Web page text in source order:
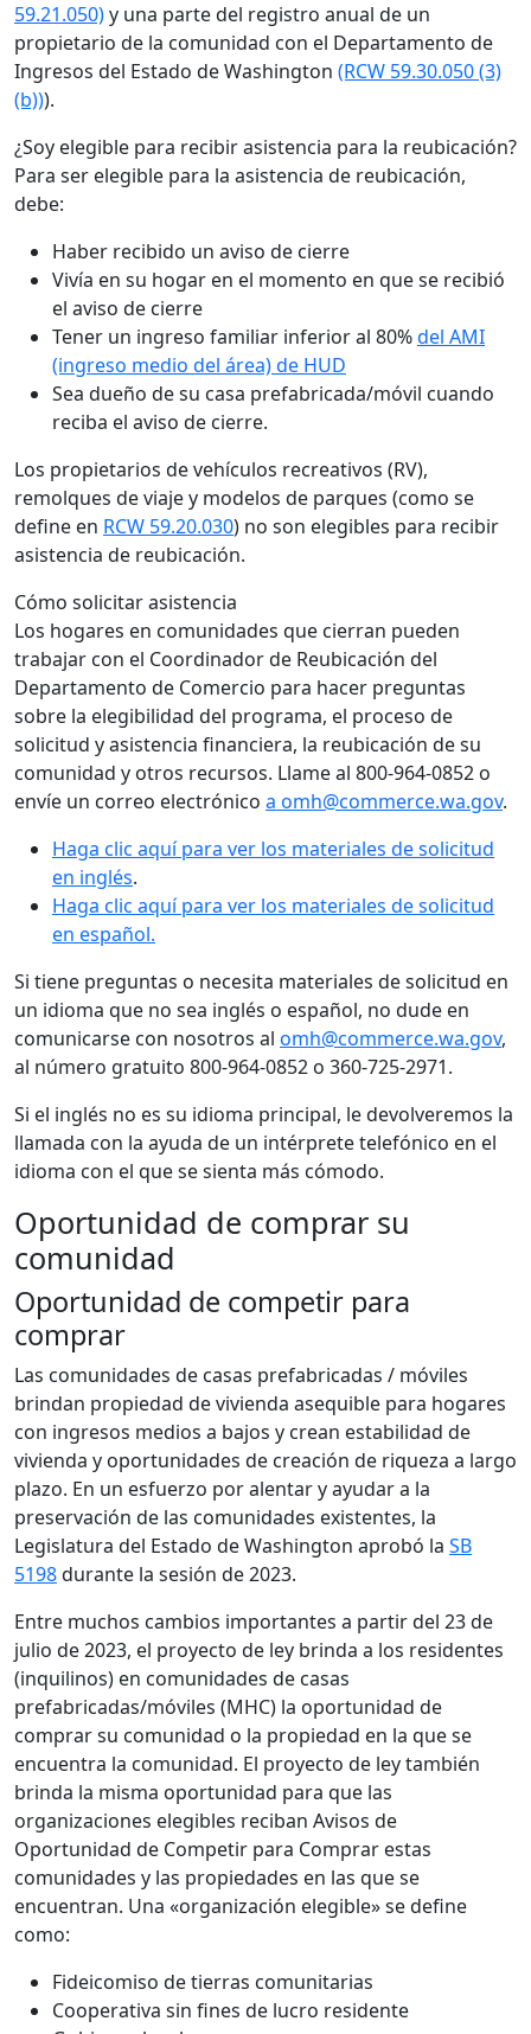
59.21.050)y una parte del registro anual de un
propietario de la comunidad con el Departamento de
Ingresos del Estado de Washington (RCW 59.30.050 (3)
(b))).
¿Soy elegible para recibir asistencia para la reubicación?
Para ser elegible para la asistencia de reubicación,
debe:
Haber recibido un aviso de cierre
Vivía en su hogar en el momento en que se recibió
el aviso de cierre
Tener un ingreso familiar inferior al 80%del AMI
(ingreso medio del área) de HUD
Sea dueño de su casa prefabricada/móvil cuando
reciba el aviso de cierre.
Los propietarios de vehículos recreativos (RV),
remolques de viaje y modelos de parques (como se
define en RCW 59.20.030) no son elegibles para recibir
asistencia de reubicación.
Cómo solicitar asistencia
Los hogares en comunidades que cierran pueden
trabajar con el Coordinador de Reubicación del
Departamento de Comercio para hacer preguntas
sobre la elegibilidad del programa, el proceso de
solicitud y asistencia financiera, la reubicación de su
comunidad y otros recursos. Llame al 800-964-0852 o
envíe un correo electrónico a omh@commerce.wa.gov.
Haga clic aquí para ver los materiales de solicitud
en inglés.
Haga clic aquí para ver los materiales de solicitud
en español.
Si tiene preguntas o necesita materiales de solicitud en
un idioma que no sea inglés o español, no dude en
comunicarse con nosotros al omh@commerce.wa.gov,
al número gratuito 800-964-0852 o 360-725-2971.
Si el inglés no es su idioma principal, le devolveremos la
llamada con la ayuda de un intérprete telefónico en el
idioma con el que se sienta más cómodo.
Oportunidad de comprar su
comunidad
Oportunidad de competir para
comprar
Las comunidades de casas prefabricadas / móviles
brindan propiedad de vivienda asequible para hogares
con ingresos medios a bajos y crean estabilidad de
vivienda y oportunidades de creación de riqueza a largo
plazo. En un esfuerzo por alentar y ayudar a la
preservación de las comunidades existentes, la
Legislatura del Estado de Washington aprobó la SB
5198durante la sesión de 2023.
Entre muchos cambios importantes a partir del 23 de
julio de 2023, el proyecto de ley brinda a los residentes
(inquilinos) en comunidades de casas
prefabricadas/móviles (MHC) la oportunidad de
comprar su comunidad o la propiedad en la que se
encuentra la comunidad. El proyecto de ley también
brinda la misma oportunidad para que las
organizaciones elegibles reciban Avisos de
Oportunidad de Competir para Comprar estas
comunidades y las propiedades en las que se
encuentran. Una «organización elegible» se define
como:
Fideicomiso de tierras comunitarias
Cooperativa sin fines de lucro residente